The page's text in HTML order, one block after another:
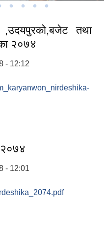
,उदयपुरको,बजेट तथा
२०७४
- 12:12
२०७४
- 12:01